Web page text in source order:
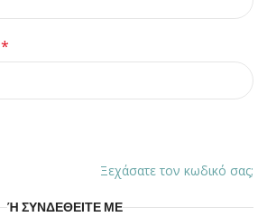
*
Ξεχάσατε τον κωδικό σας;
Ή ΣΥΝΔΕΘΕΊΤΕ ΜΕ